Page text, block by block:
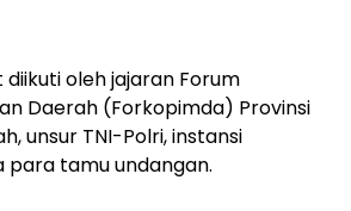
oleh jajaran Forum
Daerah (Forkopimda) Provinsi
unsur TNI-Polri, instansi
tamu undangan.